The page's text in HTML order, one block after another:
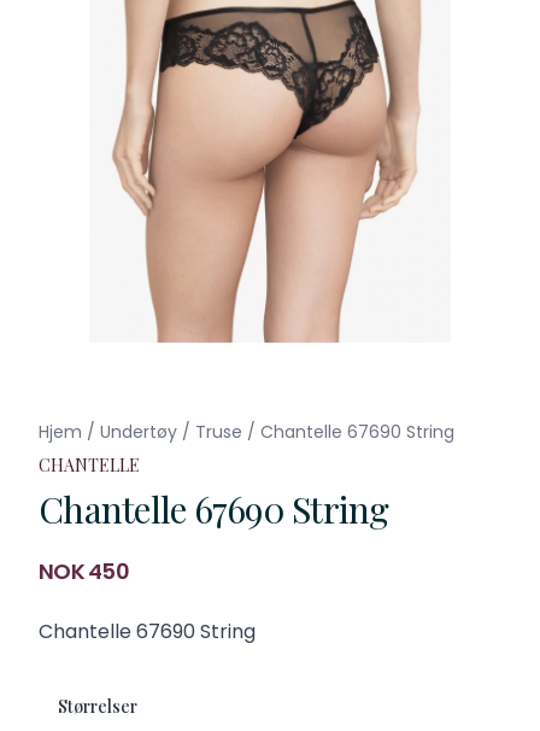
Hjem / Undertøy / Truse / Chantelle 67690 String
CHANTELLE
Chantelle 67690 String
Produktdetaljer
NOK 450
Description
Chantelle 67690 String
Størrelser